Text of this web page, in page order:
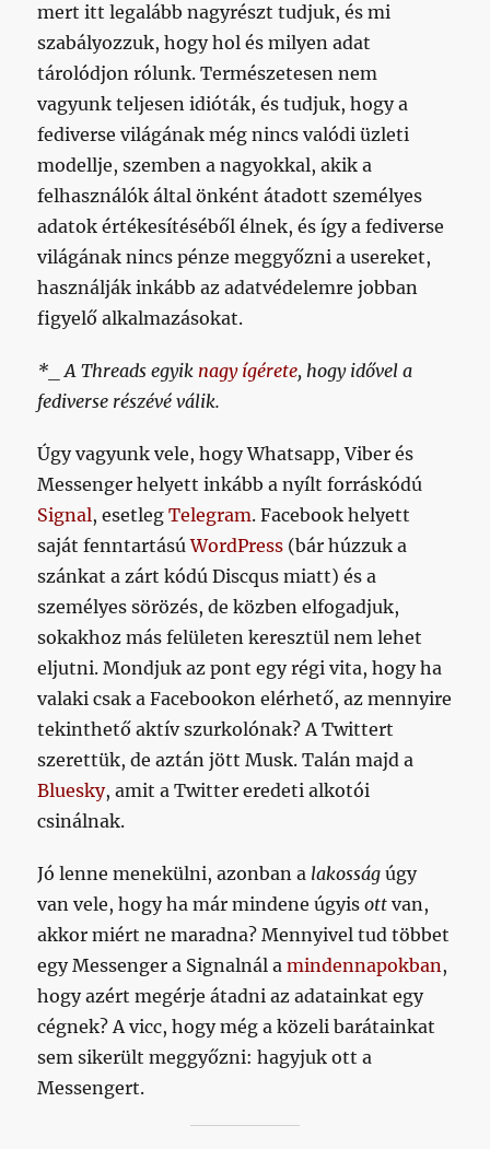
mert itt legalább nagyrészt tudjuk, és mi
szabályozzuk, hogy hol és milyen adat
tárolódjon rólunk. Természetesen nem
vagyunk teljesen idióták, és tudjuk, hogy a
fediverse világának még nincs valódi üzleti
modellje, szemben a nagyokkal, akik a
felhasználók által önként átadott személyes
adatok értékesítéséből élnek, és így a fediverse
világának nincs pénze meggyőzni a usereket,
használják inkább az adatvédelemre jobban
figyelő alkalmazásokat.
*_ A Threads egyik nagy ígérete, hogy idővel a
fediverse részévé válik.
Úgy vagyunk vele, hogy Whatsapp, Viber és
Messenger helyett inkább a nyílt forráskódú
Signal, esetlegTelegram. Facebook helyett
saját fenntartásúWordPress (bár húzzuk a
szánkat a zárt kódú Discqus miatt) és a
személyes sörözés, de közben elfogadjuk,
sokakhoz más felületen keresztül nem lehet
eljutni. Mondjuk az pont egy régi vita, hogy ha
valaki csak a Facebookon elérhető, az mennyire
tekinthető aktív szurkolónak? A Twittert
szerettük, de aztán jött Musk. Talán majd a
Bluesky, amit a Twitter eredeti alkotói
csinálnak.
Jó lenne menekülni, azonban a lakosság úgy
van vele, hogy ha már mindene úgyisott van,
akkor miért ne maradna? Mennyivel tud többet
egy Messenger a Signalnál amindennapokban,
hogy azért megérje átadni az adatainkat egy
cégnek? A vicc, hogy még a közeli barátainkat
sem sikerült meggyőzni: hagyjuk ott a
Messengert.